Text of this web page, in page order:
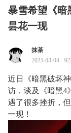
暴雪希望《暗
昙花一现
抹茶
2025-03-04 ·
近日《暗黑破坏
访，谈及《暗黑4
遇了很多挫折，
一现！